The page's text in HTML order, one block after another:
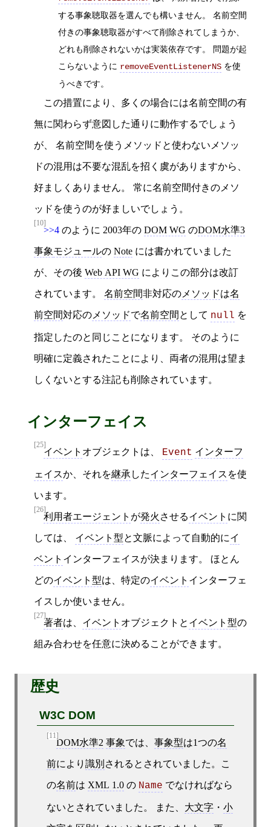
する事象聴取器を選んでも構いません。 名前空間
付きの事象聴取器がすべて削除されてしまうか、
どれも削除されないかは実装依存です。 問題が起
こらないように removeEventListenerNS を使
うべきです。
この措置により、多くの場合には名前空間の有
無に関わらず意図した通りに動作するでしょう
が、 名前空間を使うメソッドと使わないメソッ
ドの混用は不要な混乱を招く虞がありますから、
好ましくありません。 常に名前空間付きのメソ
ッドを使うのが好ましいでしょう。
[10]
>>4 のように 2003年の DOM WG のDOM水準3
事象モジュールの Note には書かれていました
が、その後 Web API WG によりこの部分は改訂
されています。 名前空間非対応の メソッドは名
前空間対応の メソッドで名前空間 として null を
指定したのと同じことになります。 そのように
明確に定義されたことにより、両者の混用は望ま
しくないとする注記も削除されています。
インターフェイス
[25]
イベント オブジェクトは、 Event インターフ
ェイスか、それを継承したインターフェイス を使
います。
[26]
利用者エージェント が発火 させるイベント に関
しては、 イベント型と文脈によって自動的にイ
ベント インターフェイスが決まります。 ほとん
どのイベント型は、特定のイベント インターフェ
イスしか使いません。
[27]
著者は、 イベント オブジェクトと イベント型の
組み合わせを任意に決めることができます。
歴史
W3C DOM
[11]
DOM水準2 事象では、 事象型は1つの名
前により 識別 されるとされていました。こ
の名前は XML 1.0の Name でなければなら
ないとされていました。 また、 大文字・ 小